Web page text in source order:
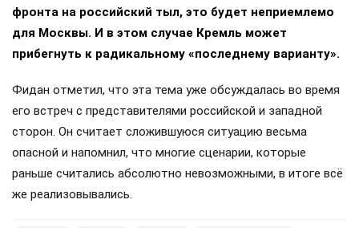
фронта на российский тыл, это будет неприемлемо
для Москвы. И в этом случае Кремль может
прибегнуть к радикальному «последнему варианту».
Фидан отметил, что эта тема уже обсуждалась во время
его встреч с представителями российской и западной
сторон. Он считает сложившуюся ситуацию весьма
опасной и напомнил, что многие сценарии, которые
раньше считались абсолютно невозможными, в итоге всё
же реализовывались.